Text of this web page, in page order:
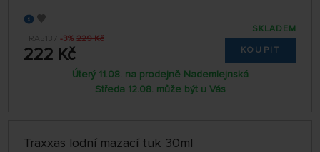
TRA5137 -3% 229 Kč
222 Kč
SKLADEM
KOUPIT
Úterý 11.08. na prodejně Nademlejnská
Středa 12.08. může být u Vás
Traxxas lodní mazací tuk 30ml